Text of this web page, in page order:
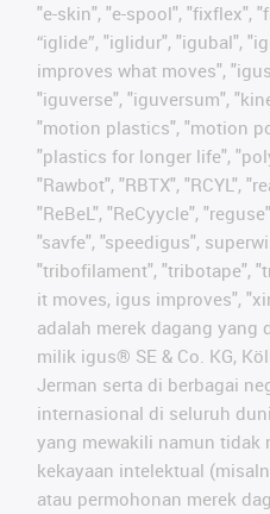
"e-skin", "e-spool", "fixflex",
“iglide”, "iglidur", "igubal",
improves what moves",
"iguverse", "iguversum",
"motion plastics", "motion
"plastics for longer life",
"Rawbot", "RBTX", "RCYL",
"ReBeL", "ReCyycle",
"savfe", "speedigus",
"tribofilament", "tribotape",
it moves, igus improves",
adalah merek dagang yang
milik igus® SE & Co. KG,
Jerman serta di berbagai
internasional di seluruh
yang mewakili namun tidak
kekayaan intelektual
atau permohonan merek